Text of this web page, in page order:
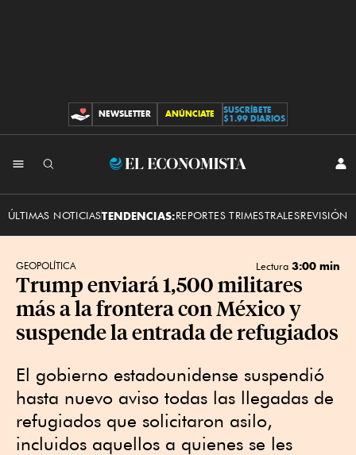
CONTRIBUCIONES
NEWSLETTER ANÚNCIATE
SUSCRÍBETE
$1.99 DIARIOS
El
ÚLTIMAS NOTICIASTENDENCIAS:REPORTES TRIMESTRALESREVISIÓN
GEOPOLÍTICA Lectura 3:00 min
Trump enviará 1,500 militares
más a la frontera con México y
suspende la entrada de refugiados
El gobierno estadounidense suspendió
hasta nuevo aviso todas las llegadas de
refugiados que solicitaron asilo,
incluidos aquellos a quienes se les